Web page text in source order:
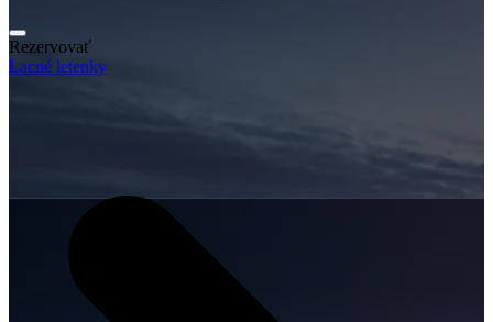
Rezervovať
Lacné letenky